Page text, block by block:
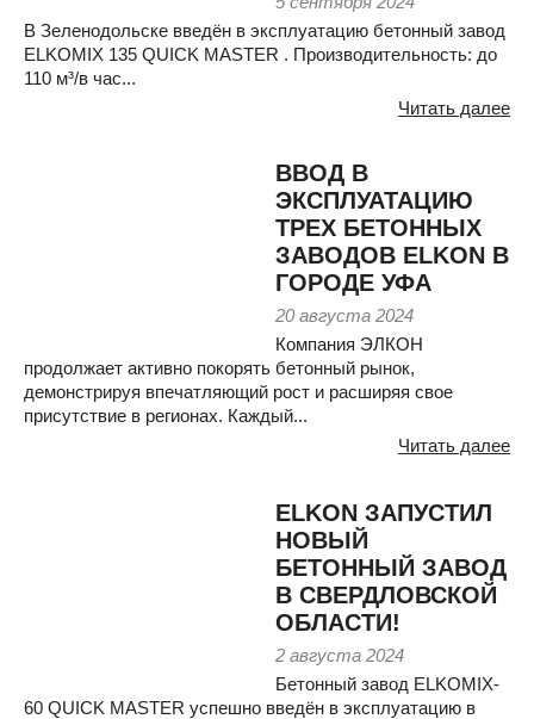
В Зеленодольске введён в эксплуатацию бетонный завод
ELKOMIX 135 QUICK MASTER . Производительность: до
110 м³/в час...
Читать далее
ВВОД В
ЭКСПЛУАТАЦИЮ
ТРЕХ БЕТОННЫХ
ЗАВОДОВ ELKON В
ГОРОДЕ УФА
20 августа 2024
Компания ЭЛКОН
продолжает активно покорять бетонный рынок,
демонстрируя впечатляющий рост и расширяя свое
присутствие в регионах. Каждый...
Читать далее
ELKON ЗАПУСТИЛ
НОВЫЙ
БЕТОННЫЙ ЗАВОД
В СВЕРДЛОВСКОЙ
ОБЛАСТИ!
2 августа 2024
Бетонный завод ELKOMIX-
60 QUICK MASTER успешно введён в эксплуатацию в